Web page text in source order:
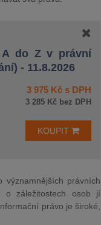
A do Z v právní
- 11.8.2026
3 975 Kč s DPH
3 285 Kč bez DPH
KOUPIT
právních
o záležitostech osob jí
právo je široké,